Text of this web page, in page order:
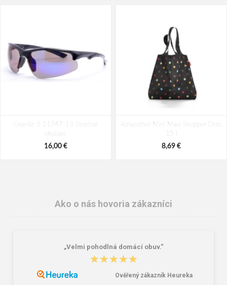
Granite 5 21747-13 Slnečné
okuliare
16,00 €
Reisenthel Mini Maxi Shopper Dots
15 l
8,69 €
Ako o nás hovoria zákazníci
„Velmi pohodlná domácí obuv.“
★★★★★
★★★★★
Ověřený zákazník Heureka